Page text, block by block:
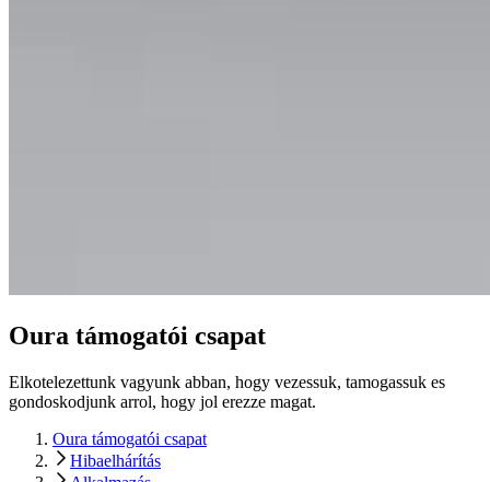
Oura támogatói csapat
Elkotelezettunk vagyunk abban, hogy vezessuk, tamogassuk es
gondoskodjunk arrol, hogy jol erezze magat.
Oura támogatói csapat
Hibaelhárítás